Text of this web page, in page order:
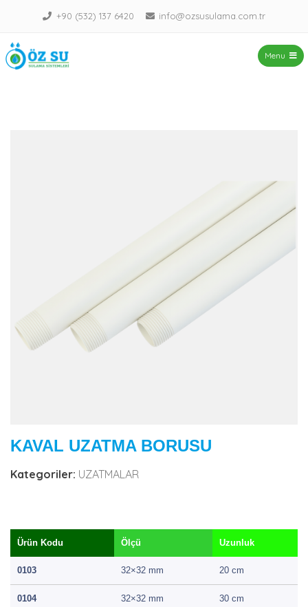
+90 (532) 137 6420 info@ozsusulama.com.tr
Menu
KAVAL UZATMA BORUSU
Kategoriler: UZATMALAR
Ürün Kodu Ölçü Uzunluk
0103 32×32 mm 20 cm
0104 32×32 mm 30 cm